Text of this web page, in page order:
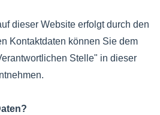
dieser Website erfolgt durch den
Kontaktdaten können Sie dem
Stelle" in dieser